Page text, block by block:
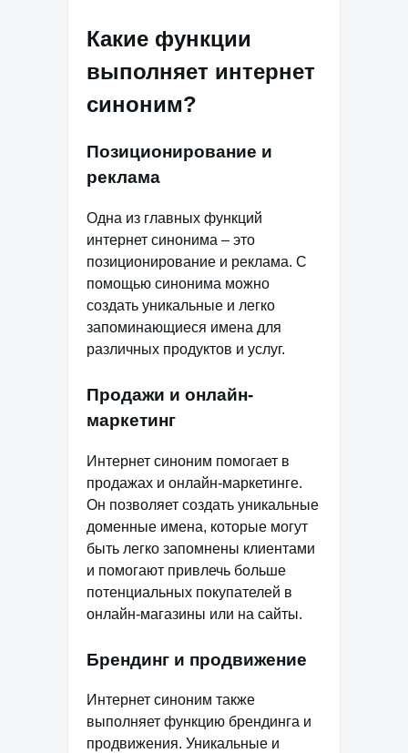
Какие функции
выполняет интернет
синоним?
Позиционирование и
реклама
Одна из главных функций
интернет синонима – это
позиционирование и реклама. С
помощью синонима можно
создать уникальные и легко
запоминающиеся имена для
различных продуктов и услуг.
Продажи и онлайн-
маркетинг
Интернет синоним помогает в
продажах и онлайн-маркетинге.
Он позволяет создать уникальные
доменные имена, которые могут
быть легко запомнены клиентами
и помогают привлечь больше
потенциальных покупателей в
онлайн-магазины или на сайты.
Брендинг и продвижение
Интернет синоним также
выполняет функцию брендинга и
продвижения. Уникальные и